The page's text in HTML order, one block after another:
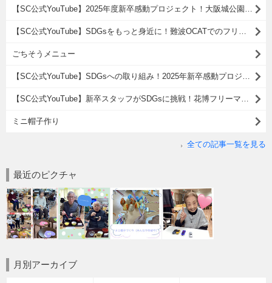
【SC公式YouTube】2025年度新卒感動プロジェクト！大阪城公園でSDGsゴミ拾い活動
【SC公式YouTube】SDGsをもっと身近に！難波OCATでのフリーマーケット参加レポート
ごちそうメニュー
【SC公式YouTube】SDGsへの取り組み！2025年新卒感動プロジェクト・ゴミ拾い活動
【SC公式YouTube】新卒スタッフがSDGsに挑戦！花博フリーマーケット出店レポート( ^)o(^ )
ミニ帽子作り
全ての記事一覧を見る
最近のピクチャ
月別アーカイブ